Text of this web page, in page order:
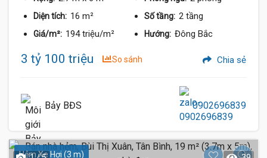
Diện tích: 16 m² Số tầng: 2 tầng
Giá/m²: 194 triệu/m² Hướng: Đông Bắc
3 tỷ 100 triệu So sánh Chia sẻ
Bảy BĐS 0902696839
Hẻm Xe Hơi (3 m)